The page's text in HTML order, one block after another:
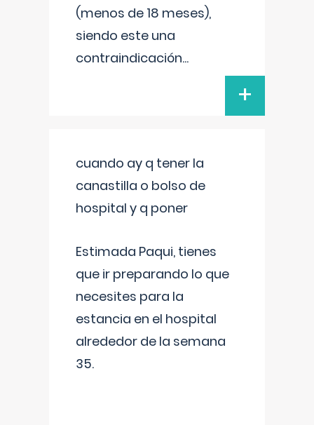
(menos de 18 meses),
siendo este una
contraindicación...
+
cuando ay q tener la
canastilla o bolso de
hospital y q poner
Estimada Paqui, tienes
que ir preparando lo que
necesites para la
estancia en el hospital
alrededor de la semana
35.